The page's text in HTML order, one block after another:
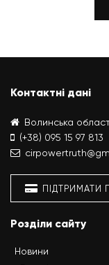
Контактні дані
Волинська
(+38) 095 15 97 813
ПІДТРИМАТИ
Розділи сайту
Новини